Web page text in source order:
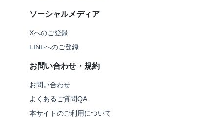
ソーシャルメディア
Xへのご登録
LINEへのご登録
お問い合わせ・規約
お問い合わせ
よくあるご質問QA
本サイトのご利用について